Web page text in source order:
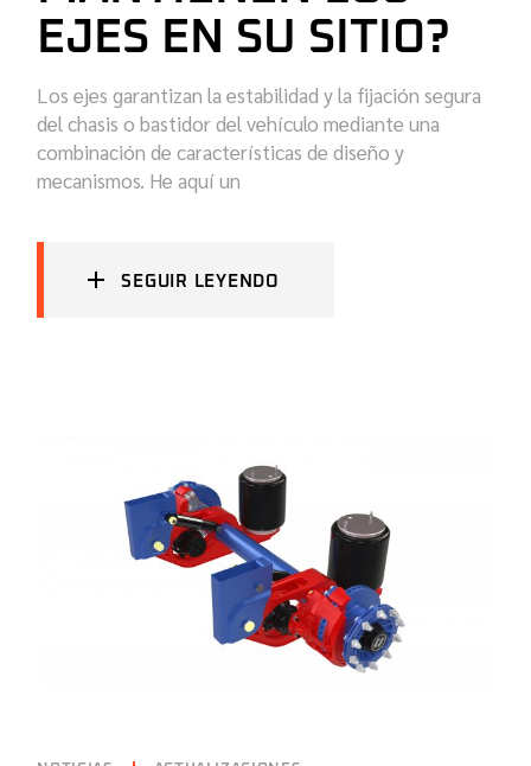
EJES EN SU SITIO?
Los ejes garantizan la estabilidad y la fijación segura
del chasis o bastidor del vehículo mediante una
combinación de características de diseño y
mecanismos. He aquí un
SEGUIR LEYENDO